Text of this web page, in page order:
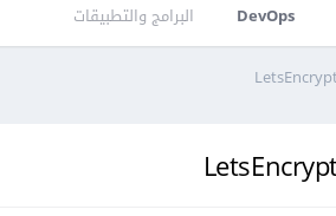
DevOps البرامج والتطبيقات